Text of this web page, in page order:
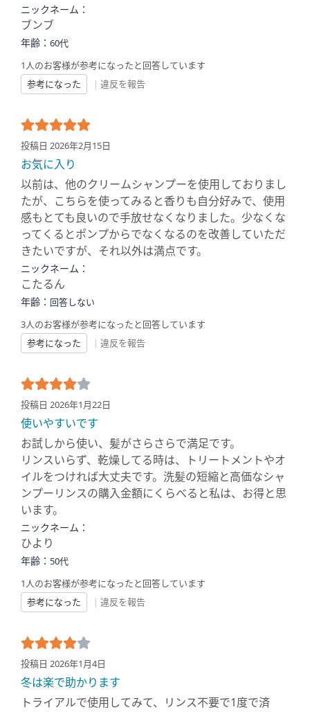
ニックネーム：
ブンブ
年齢： 60代
1人のお客様が参考になったと回答しています
参考になった
| 違反を報告
投稿日 2026年2月15日
お気に入り
以前は、他のクリームシャンプーを使用しておりまし
たが、こちらを使ってみると香りも自分好みで、使用
感もとても良いので手放せなくなりました。少なくな
ってくるとポンプからでなくなるのを改善していただ
きたいですが、それ以外は満点です。
ニックネーム：
こたるん
年齢： 回答しない
3人のお客様が参考になったと回答しています
参考になった
| 違反を報告
投稿日 2026年1月22日
使いやすいです
お試しから使い、髪がさらさらで満足です。
リンスいらず、乾燥してる時は、トリートメントやオ
イルをつければ大丈夫です。洗髪の短縮と高価なシャ
ンプーリンスの購入金額にくらべると私は、お得と思
います。
ニックネーム：
ひより
年齢： 50代
1人のお客様が参考になったと回答しています
参考になった
| 違反を報告
投稿日 2026年1月4日
冬は楽で助かります
トライアルで使用してみて、リンス不要で1度で済